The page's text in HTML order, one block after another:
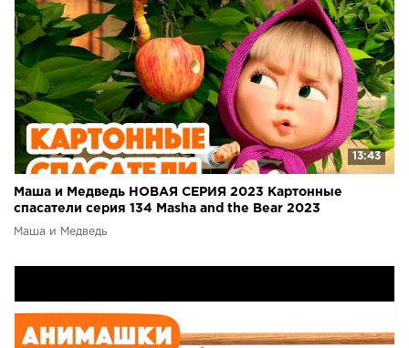
13:43
Маша и Медведь НОВАЯ СЕРИЯ 2023 Картонные
спасатели серия 134 Masha and the Bear 2023
Маша и Медведь